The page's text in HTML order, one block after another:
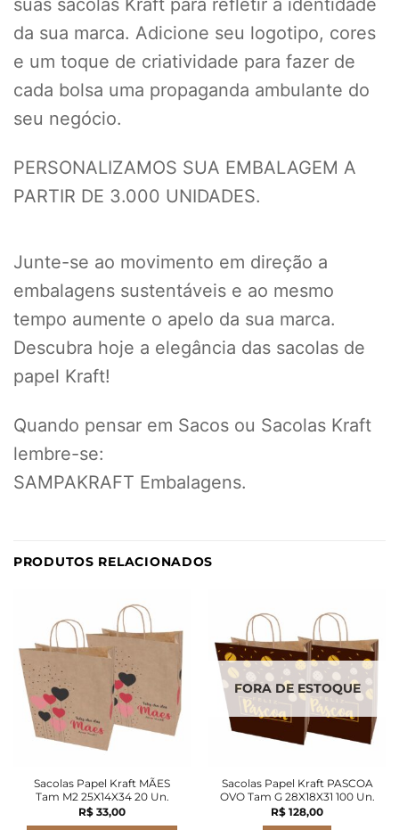
suas sacolas Kraft para refletir a identidade
da sua marca. Adicione seu logotipo, cores
e um toque de criatividade para fazer de
cada bolsa uma propaganda ambulante do
seu negócio.
PERSONALIZAMOS SUA EMBALAGEM A
PARTIR DE 3.000 UNIDADES.
Junte-se ao movimento em direção a
embalagens sustentáveis e ao mesmo
tempo aumente o apelo da sua marca.
Descubra hoje a elegância das sacolas de
papel Kraft!
Quando pensar em Sacos ou Sacolas Kraft
lembre-se:
SAMPAKRAFT Embalagens.
PRODUTOS RELACIONADOS
Sacolas Papel Kraft MÃES
Tam M2 25X14X34 20 Un.
R$ 33,00
FORA DE ESTOQUE
Sacolas Papel Kraft PASCOA
OVO Tam G 28X18X31 100 Un.
R$ 128,00